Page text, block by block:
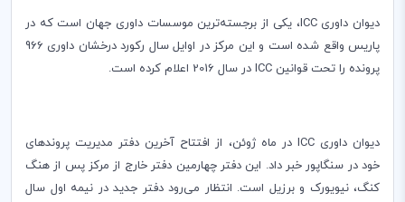
دیوان داوریICC، یکی از برجسته‌­­­­ترین موسسات داوری جهان است که در
پاریس واقع شده است و این مرکز در اوایل سال رکورد درخشان داوری 966
پرونده را تحت قوانین ICC در سال 2016 اعلام کرده است.
دیوان داوریICC در ماه ژوئن، از افتتاح آخرین دفتر مدیریت پرونده­ای
خود در سنگاپور خبر داد. این دفتر چهارمین دفتر خارج از مرکز پس از هنگ
کنگ، نیویورک و برزیل است. انتظار می‌رود دفتر جدید در نیمه اول سال